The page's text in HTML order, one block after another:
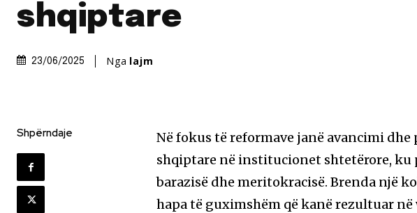
shqiptare
23/06/2025 Nga lajm
Shpërndaje
Në fokus të reformave janë avancimi
shqiptare në institucionet shtetërore, ku
barazisë dhe meritokracisë. Brenda një
hapa të guximshëm që kanë rezultuar